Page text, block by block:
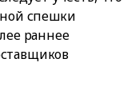
спешки
раннее